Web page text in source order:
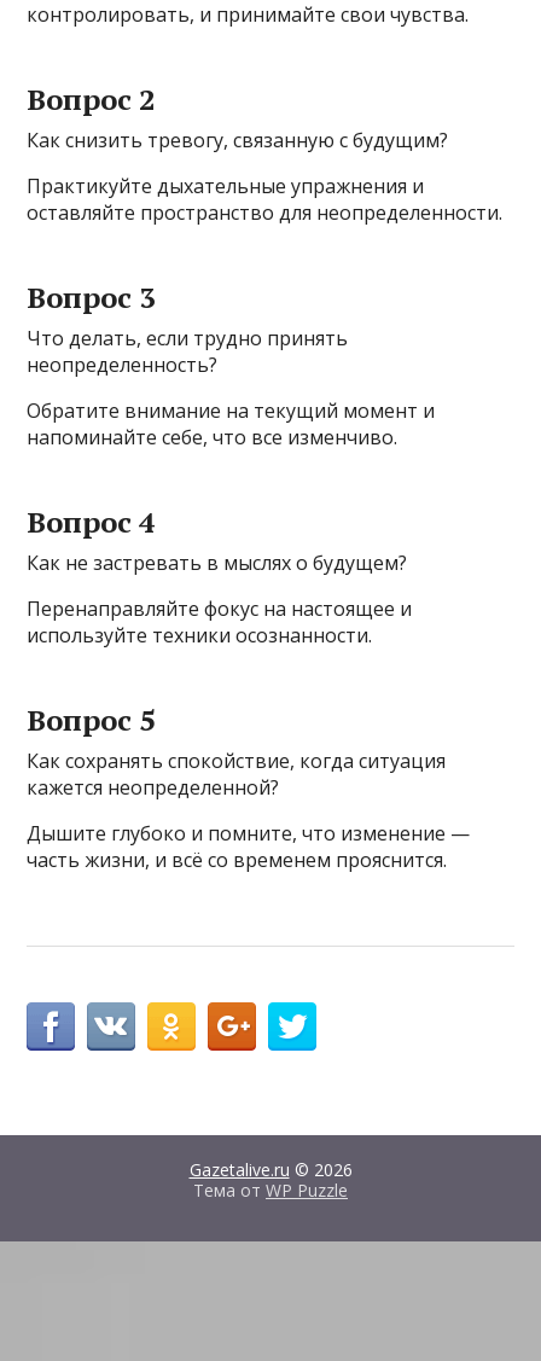
контролировать, и принимайте свои чувства.
Вопрос 2
Как снизить тревогу, связанную с будущим?
Практикуйте дыхательные упражнения и
оставляйте пространство для неопределенности.
Вопрос 3
Что делать, если трудно принять
неопределенность?
Обратите внимание на текущий момент и
напоминайте себе, что все изменчиво.
Вопрос 4
Как не застревать в мыслях о будущем?
Перенаправляйте фокус на настоящее и
используйте техники осознанности.
Вопрос 5
Как сохранять спокойствие, когда ситуация
кажется неопределенной?
Дышите глубоко и помните, что изменение —
часть жизни, и всё со временем прояснится.
Gazetalive.ru © 2026
Тема от WP Puzzle